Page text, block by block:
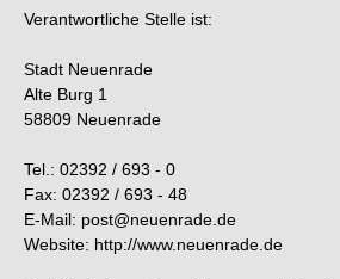
Verantwortliche Stelle ist:
Stadt Neuenrade
Alte Burg 1
58809 Neuenrade
Tel.: 02392 / 693 - 0
Fax: 02392 / 693 - 48
E-Mail: post@neuenrade.de
Website: http://www.neuenrade.de